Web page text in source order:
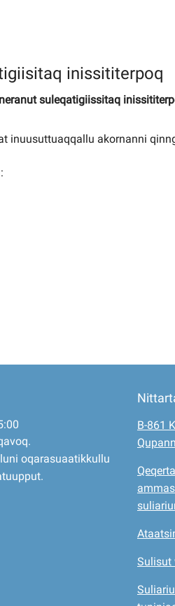
inissititerpoq
suleqatigiissitaq
inuusuttuaqqallu akornanni
oqarasuaatikkullu
B-861
Sulisut